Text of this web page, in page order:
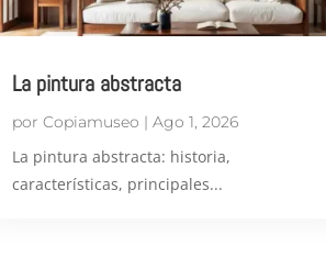
La pintura abstracta
por Copiamuseo | Ago 1, 2026
​La pintura abstracta: historia,
características, principales...